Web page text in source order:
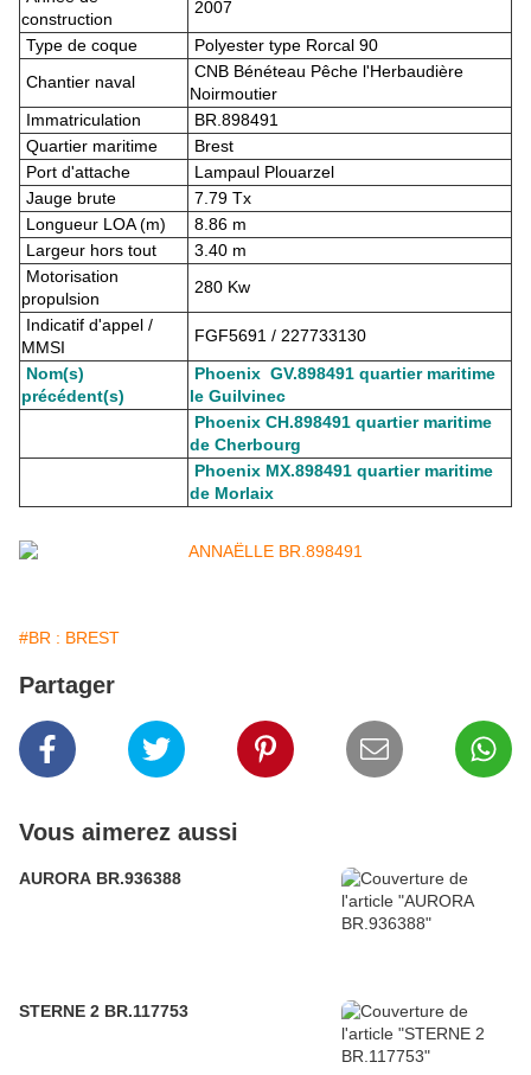
construction
2007
Type de coque
Polyester type Rorcal 90
Chantier naval
CNB Bénéteau Pêche l'Herbaudière
Noirmoutier
Immatriculation
BR.898491
Quartier maritime
Brest
Port d'attache
Lampaul Plouarzel
Jauge brute
7.79 Tx
Longueur LOA (m)
8.86 m
Largeur hors tout
3.40 m
Motorisation
propulsion
280 Kw
Indicatif d'appel /
MMSI
FGF5691 / 227733130
Nom(s)
précédent(s)
Phoenix GV.898491 quartier maritime
le Guilvinec
Phoenix CH.898491 quartier maritime
de Cherbourg
Phoenix MX.898491 quartier maritime
de Morlaix
#BR : BREST
Partager
Vous aimerez aussi
AURORA BR.936388
STERNE 2 BR.117753